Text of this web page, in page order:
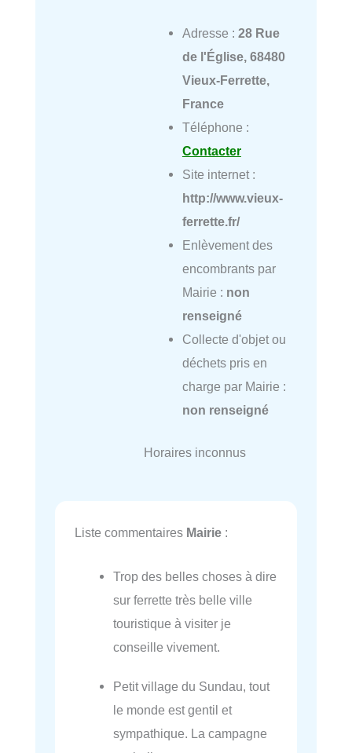
Adresse : 28 Rue
de l'Église, 68480
Vieux-Ferrette,
France
Téléphone :
Contacter
Site internet :
http://www.vieux-
ferrette.fr/
Enlèvement des
encombrants par
Mairie : non
renseigné
Collecte d'objet ou
déchets pris en
charge par Mairie :
non renseigné
Horaires inconnus
Liste commentaires Mairie :
Trop des belles choses à dire
sur ferrette très belle ville
touristique à visiter je
conseille vivement.
Petit village du Sundau, tout
le monde est gentil et
sympathique. La campagne